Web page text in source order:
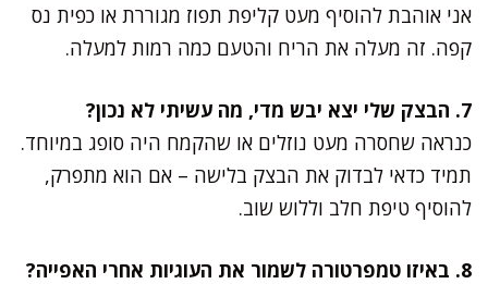
אני אוהבת להוסיף מעט קליפת תפוז מגוררת או כפית נס
קפה. זה מעלה את הריח והטעם כמה רמות למעלה.
7. הבצק שלי יצא יבש מדי, מה עשיתי לא נכון?
כנראה שחסרה מעט נוזלים או שהקמח היה סופג במיוחד.
תמיד כדאי לבדוק את הבצק בלישה – אם הוא מתפרק,
להוסיף טיפת חלב וללוש שוב.
8. באיזו טמפרטורה לשמור את העוגיות אחרי האפייה?